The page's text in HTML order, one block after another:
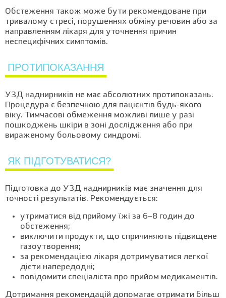
Обстеження також може бути рекомендоване при
тривалому стресі, порушеннях обміну речовин або за
направленням лікаря для уточнення причин
неспецифічних симптомів.
ПРОТИПОКАЗАННЯ
УЗД наднирників не має абсолютних протипоказань.
Процедура є безпечною для пацієнтів будь-якого
віку. Тимчасові обмеження можливі лише у разі
пошкоджень шкіри в зоні дослідження або при
вираженому больовому синдромі.
ЯК ПІДГОТУВАТИСЯ?
Підготовка до УЗД наднирників має значення для
точності результатів. Рекомендується:
утриматися від прийому їжі за 6–8 годин до
обстеження;
виключити продукти, що спричиняють підвищене
газоутворення;
за рекомендацією лікаря дотримуватися легкої
дієти напередодні;
повідомити спеціаліста про прийом медикаментів.
Дотримання рекомендацій допомагає отримати більш